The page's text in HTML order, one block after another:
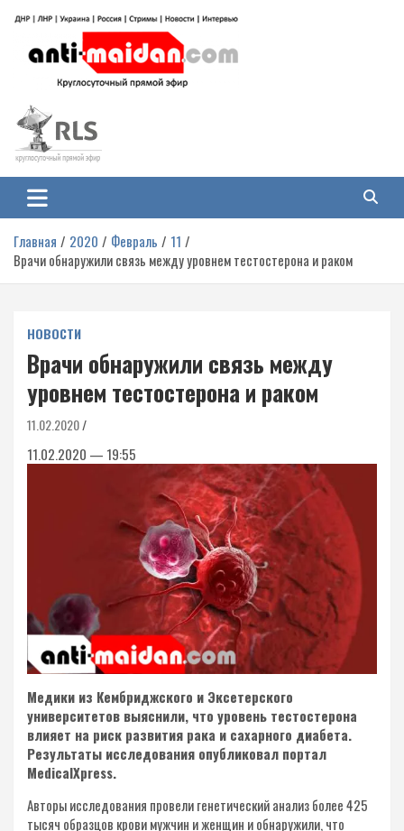
содержимому
Антимайдан: Гражданская война
на Украине
гражданской войне на Украине, включая события в Новороссии, ДНР,
ЛНР и других регионах.
Главная 2020 Февраль
11
Врачи обнаружили связь между уровнем тестостерона и раком
НОВОСТИ
Врачи обнаружили связь между
уровнем тестостерона и раком
11.02.2020
11.02.2020 — 19:55
Медики из Кембриджского и Эксетерского
университетов выяснили, что уровень тестостерона
влияет на риск развития рака и сахарного диабета.
Результаты исследования опубликовал портал
MedicalXpress.
Авторы исследования провели генетический анализ более 425
тысяч образцов крови мужчин и женщин и обнаружили, что